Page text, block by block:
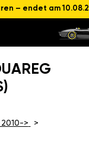
– endet am
>